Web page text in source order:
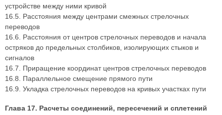
устройстве между ними кривой
16.5. Расстояния между центрами смежных стрелочных
переводов
16.6. Расстояния от центров стрелочных переводов и начала
остряков до предельных столбиков, изолирующих стыков и
сигналов
16.7. Приращение координат центров стрелочных переводов
16.8. Параллельное смещение прямого пути
16.9. Укладка стрелочных переводов на кривых участках пути
Глава 17. Расчеты соединений, пересечений и сплетений